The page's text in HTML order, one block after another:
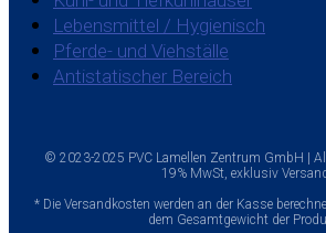
Lebensmittel / Hygienisch
Pferde- und Viehställe
Antistatischer Bereich
© 2023-2025 PVC Lamellen Zentrum GmbH |
19% MwSt, exklusiv
* Die Versandkosten werden an der Kasse
dem Gesamtgewicht der